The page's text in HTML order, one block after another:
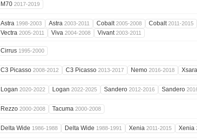
M70 2017-2019
Astra 1998-2003 Astra 2003-2011 Cobalt2005-2008 Cobalt2011-2015
Vectra 2005-2011 Viva 2004-2008 Vivant2003-2011
Cirrus 1995-2000
C3 Picasso 2008-2012 C3 Picasso 2013-2017 Nemo 2016-2018
Logan 2020-2022 Logan 2022-2025 Sandero 2012-2016 Sandero
Rezzo 2000-2008 Tacuma 2000-2008
Delta Wide 1986-1988 Delta Wide 1988-1991 Xenia 2011-2015 Xenia